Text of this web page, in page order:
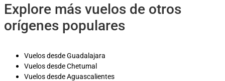
Explore más vuelos de otros
orígenes populares
Vuelos desde Guadalajara
Vuelos desde Chetumal
Vuelos desde Aguascalientes